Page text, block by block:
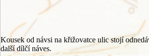
Kousek od návsi na křižovatce ulic stojí
další dílčí náves.